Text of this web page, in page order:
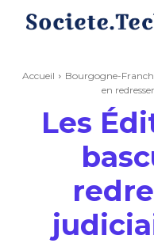
Accueil Bourgogne-
en
Les